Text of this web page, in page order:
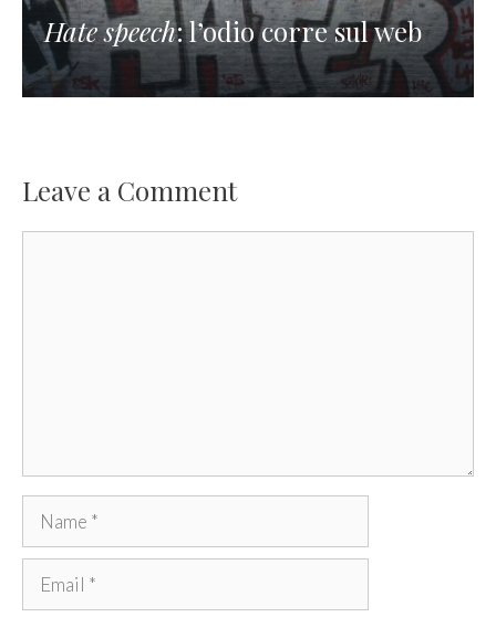
Hate speech: l’odio corre sul web
Leave a Comment
Name
Email